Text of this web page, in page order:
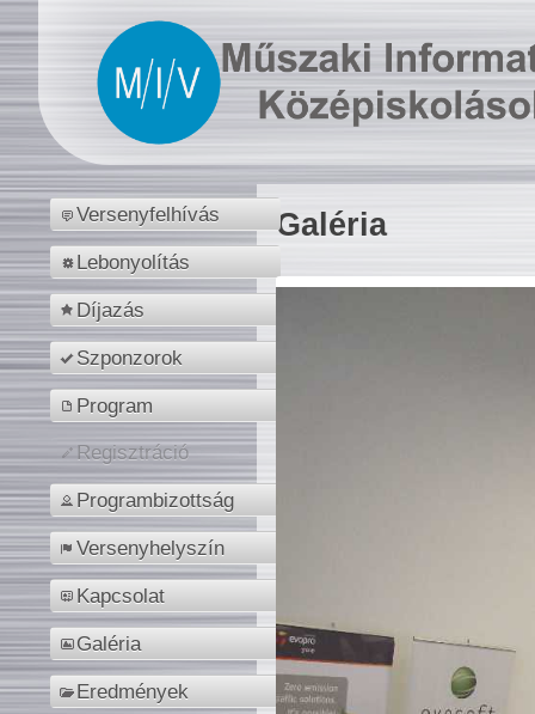
Versenyfelhívás
Lebonyolítás
Díjazás
Szponzorok
Program
Regisztráció
Programbizottság
Versenyhelyszín
Kapcsolat
Galéria
Eredmények
Galéria